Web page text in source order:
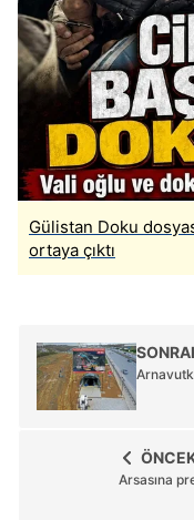
Gülistan Doku
ortaya çıktı
Arsasına